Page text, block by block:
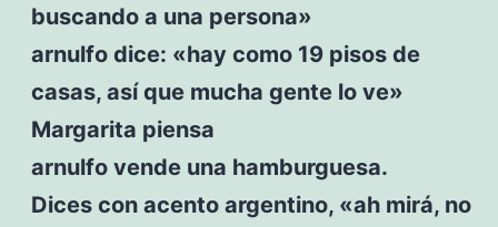
buscando a una persona»
arnulfo dice: «hay como 19 pisos de
casas, así que mucha gente lo ve»
Margarita piensa
arnulfo vende una hamburguesa.
Dices con acento argentino, «ah mirá, no